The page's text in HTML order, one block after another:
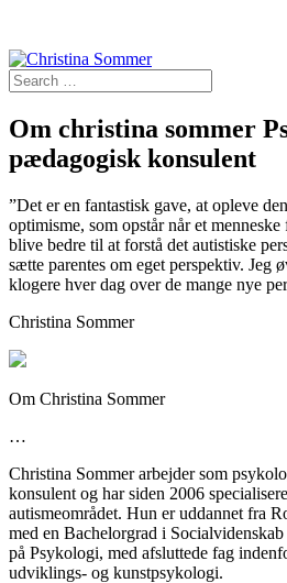
Om christina sommer
pædagogisk konsulent
”Det er en fantastisk gave, at opleve
optimisme, som opstår når et
blive bedre til at forstå det autistiske
sætte parentes om eget perspektiv. Jeg
klogere hver dag over de mange nye
Christina Sommer
Om Christina Sommer
…
Christina Sommer arbejder som
konsulent og har siden 2006
autismeområdet. Hun er uddannet fra
med en Bachelorgrad i
på Psykologi, med afsluttede fag
udviklings- og kunstpsykologi.